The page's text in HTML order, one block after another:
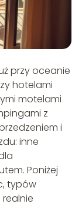
przy oceanie
hotelami
motelami
z
i
inne
Poniżej
typów